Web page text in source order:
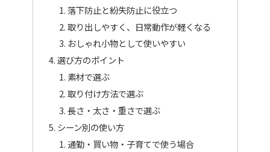
落下防止と紛失防止に役立つ
取り出しやすく、日常動作が軽くなる
おしゃれ小物として使いやすい
選び方のポイント
素材で選ぶ
取り付け方法で選ぶ
長さ・太さ・重さで選ぶ
シーン別の使い方
通勤・買い物・子育てで使う場合